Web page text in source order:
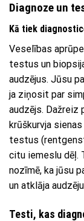
Diagnoze un
Kā tiek
Veselības
testus un
audzējus. Jūsu
ja ziņosit par
audzējs. Dažreiz
krūškurvja
testus
citu iemeslu dēļ.
nozīmē, ka jūsu
un atklāja
Testi, kas